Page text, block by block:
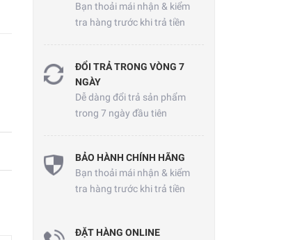
Bạn thoải mái nhận & kiểm
tra hàng trước khi trả tiền
ĐỔI TRẢ TRONG VÒNG 7
NGÀY
Dễ dàng đổi trả sản phẩm
trong 7 ngày đầu tiên
BẢO HÀNH CHÍNH HÃNG
Bạn thoải mái nhận & kiểm
tra hàng trước khi trả tiền
ĐẶT HÀNG ONLINE